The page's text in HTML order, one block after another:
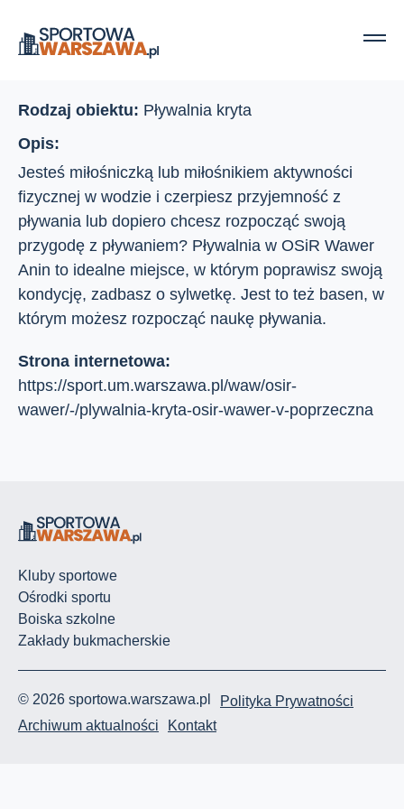
Strona główna Ośrodki sportu
V Poprzeczna
Rodzaj obiektu: Pływalnia kryta
Opis:
Jesteś miłośniczką lub miłośnikiem aktywności
fizycznej w wodzie i czerpiesz przyjemność z
pływania lub dopiero chcesz rozpocząć swoją
przygodę z pływaniem? Pływalnia w OSiR Wawer
Anin to idealne miejsce, w którym poprawisz swoją
kondycję, zadbasz o sylwetkę. Jest to też basen, w
którym możesz rozpocząć naukę pływania.
Strona internetowa:
https://sport.um.warszawa.pl/waw/osir-
wawer/-/plywalnia-kryta-osir-wawer-v-poprzeczna
Kluby sportowe
Ośrodki sportu
Boiska szkolne
Zakłady bukmacherskie
© 2026 sportowa.warszawa.pl
Polityka Prywatności
Archiwum aktualności
Kontakt